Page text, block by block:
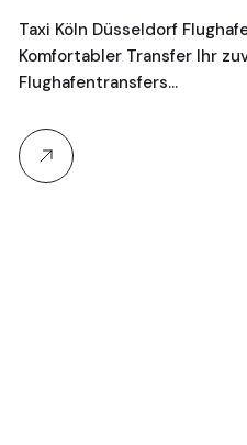
Taxi Köln Düsseldorf
Komfortabler Transfer Ihr
Flughafentransfers…